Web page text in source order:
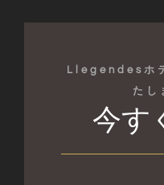
Llegendesホ
たし
今す